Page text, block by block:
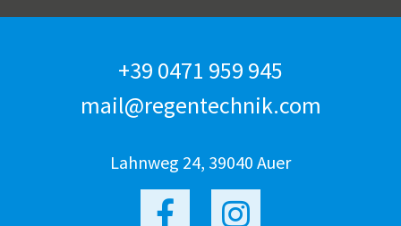
+39 0471 959 945
mail@regentechnik.com
Lahnweg 24, 39040 Auer